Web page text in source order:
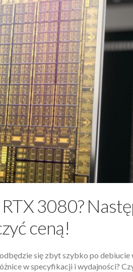
3080?
ceną!
się zbyt szybko po debiucie
w specyfikacji i wydajności?